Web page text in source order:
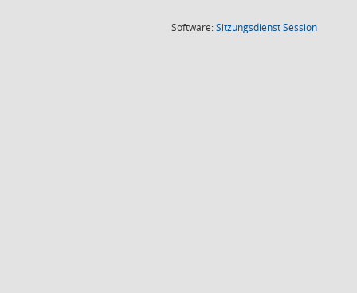
Software:SitzungsdienstSession(Wird in